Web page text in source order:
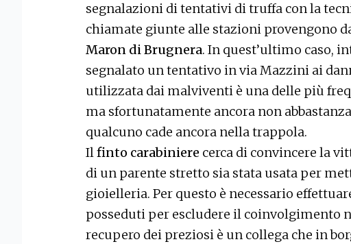
segnalazioni di tentativi di truffa con la
chiamate giunte alle stazioni provengono
Maron di Brugnera. In quest’ultimo caso,
segnalato un tentativo in via Mazzini ai
utilizzata dai malviventi è una delle più
ma sfortunatamente ancora non
qualcuno cade ancora nella trappola.
Ilfinto carabiniere cerca di convincere la
di un parente stretto sia stata usata per
gioielleria. Per questo è necessario
posseduti per escludere il coinvolgimento
recupero dei preziosi è un collega che in